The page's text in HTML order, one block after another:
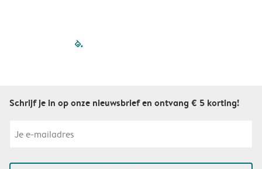
filled-pagination
Schrijf je in op onze nieuwsbrief en ontvang € 5 korting!